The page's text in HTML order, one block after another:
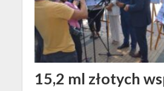
15,2 ml złotych